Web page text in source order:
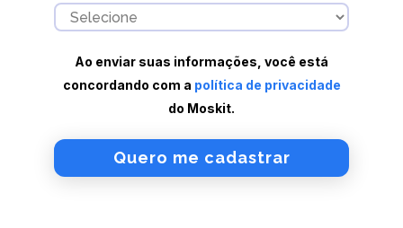
Ao enviar suas informações, você está
concordando com a política de privacidade
do Moskit.